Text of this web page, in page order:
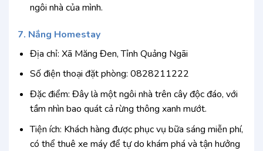
ngôi nhà của mình.
7. Nắng Homestay
Địa chỉ: Xã Măng Đen, Tỉnh Quảng Ngãi
Số điện thoại đặt phòng: 0828211222
Đặc điểm: Đây là một ngôi nhà trên cây độc đáo, với
tầm nhìn bao quát cả rừng thông xanh mướt.
Tiện ích: Khách hàng được phục vụ bữa sáng miễn phí,
có thể thuê xe máy để tự do khám phá và tận hưởng